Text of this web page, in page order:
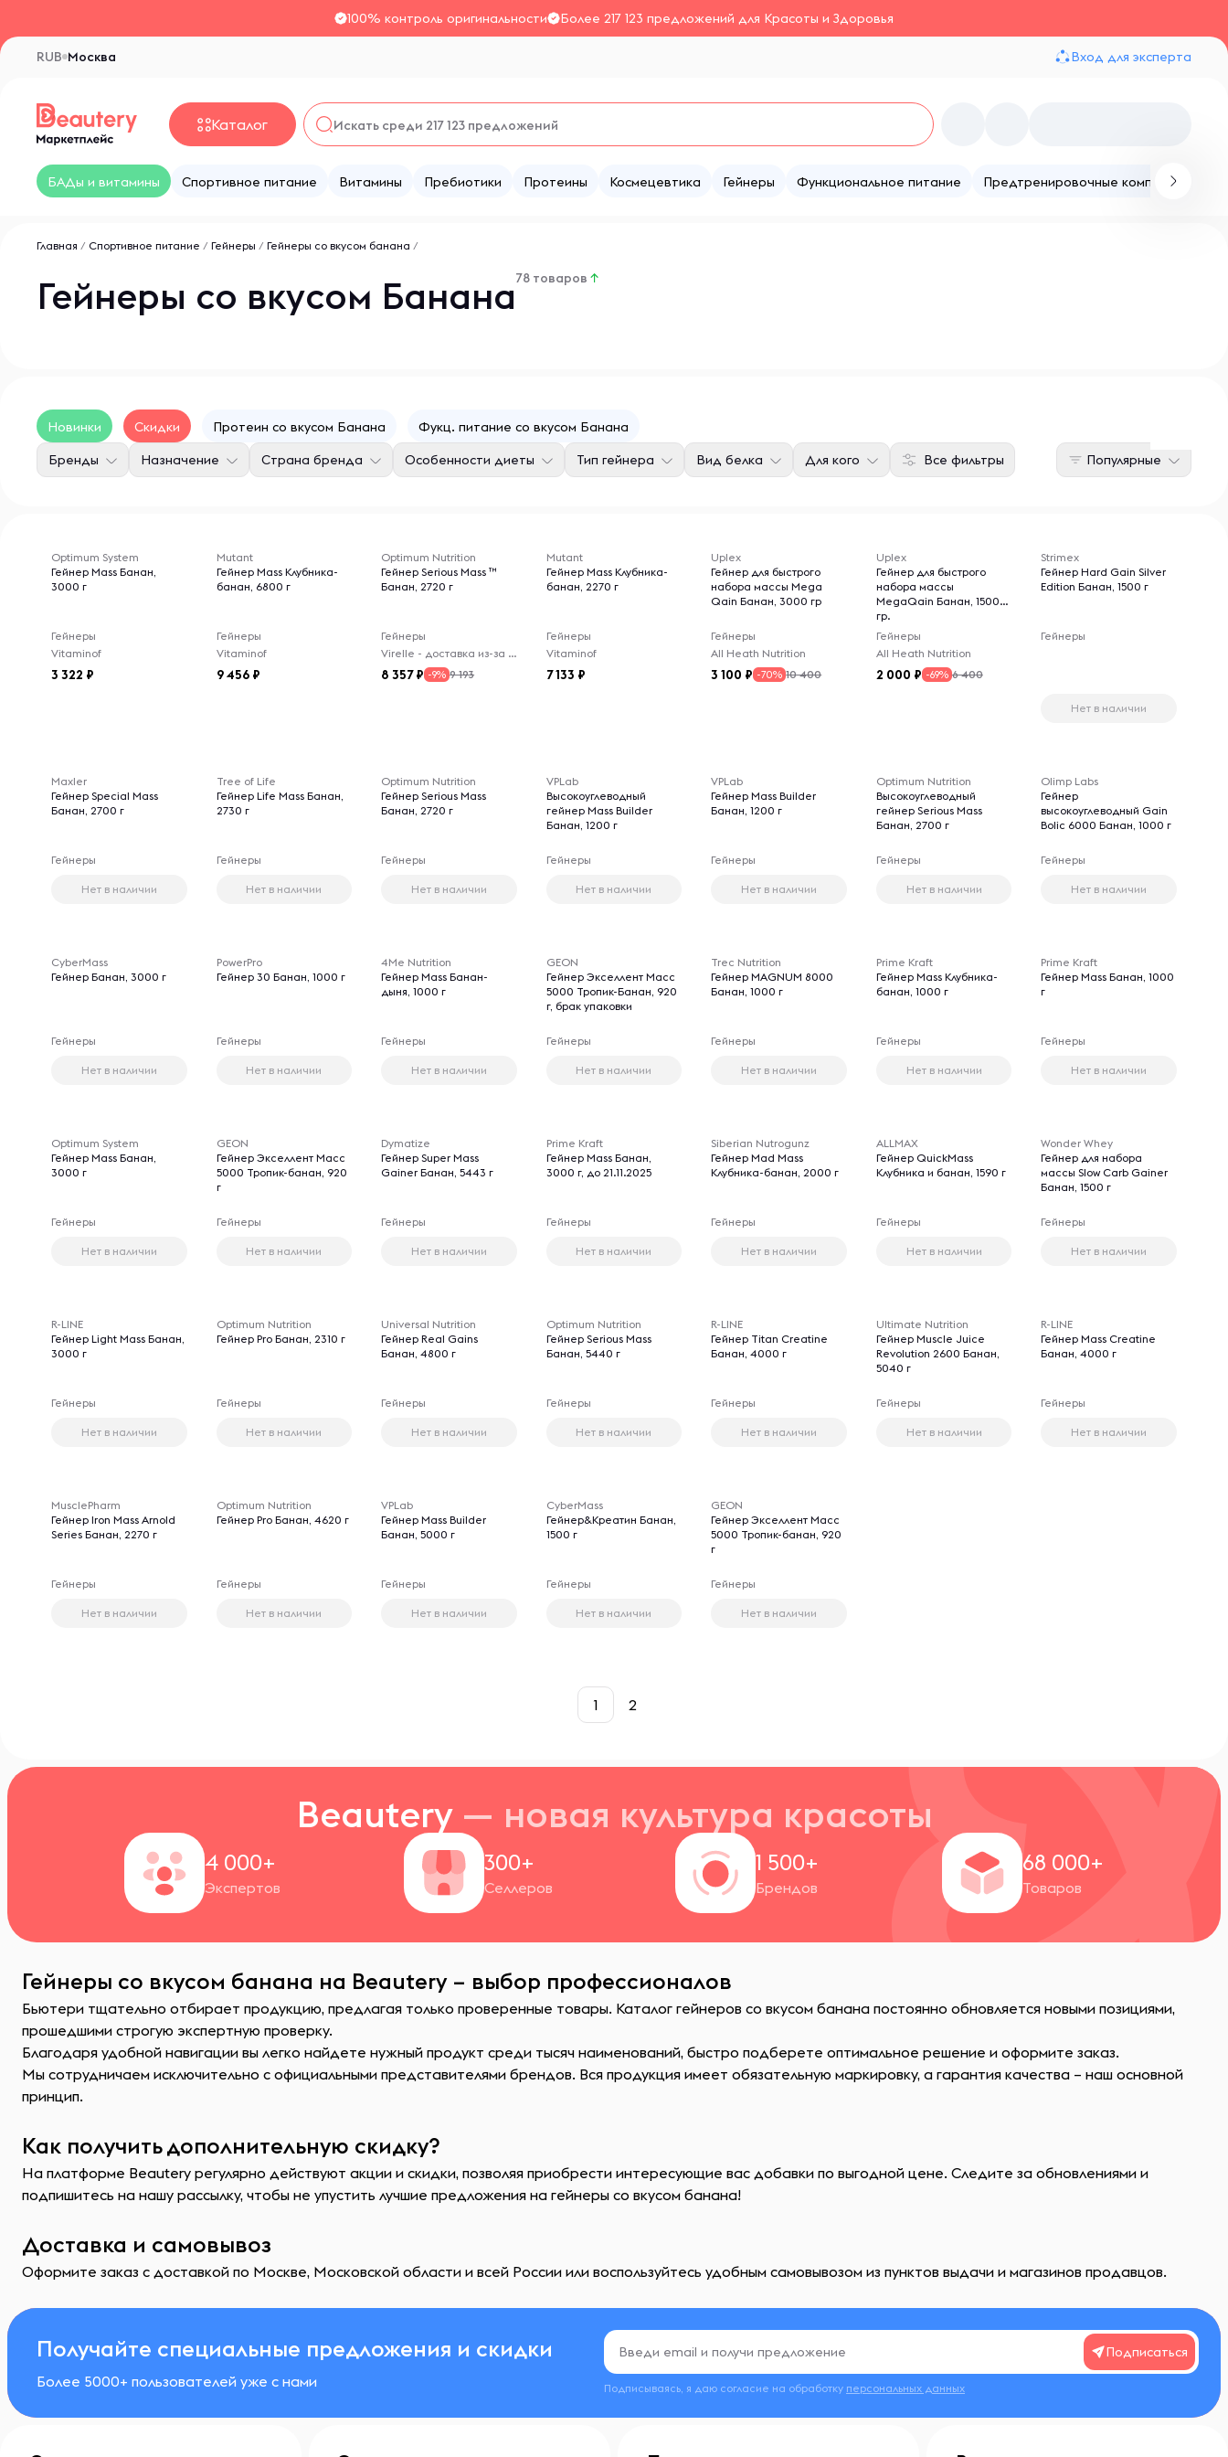
100% контроль оригинальности Более 217 123 предложений для Красоты и Здоровья
Москва
RUB Вход для эксперта
Каталог
БАДы и витамины Спортивное питание Витамины Пребиотики Протеины Космецевтика Гейнеры Функциональное питание Предтренировочные комплексы
Главная / Спортивное питание / Гейнеры / Гейнеры со вкусом банана /
Гейнеры со вкусом Банана78 товаров ↑
Новинки Скидки Протеин со вкусом Банана
Фукц. питание со вкусом Банана
Все фильтры
Бренды Назначение Страна бренда Особенности диеты Тип гейнера Вид белка Для кого Популярные
Optimum System
Гейнер Mass Банан,
3000 г
Гейнеры
Vitaminof
3 322
Mutant
Гейнер Mass Клубника-
банан, 6800 г
Гейнеры
Vitaminof
9 456
Optimum Nutrition
Гейнер Serious Mass ™
Банан, 2720 г
Гейнеры
Virelle - доставка из-за рубежа
8 357 -9% 9 193
Mutant
Гейнер Mass Клубника-
банан, 2270 г
Гейнеры
Vitaminof
7 133
Uplex
Гейнер для быстрого
набора массы Mega
Qain Банан, 3000 гр
Гейнеры
All Heath Nutrition
3 100 -70% 10 400
Uplex
Гейнер для быстрого
набора массы
MegaQain Банан, 1500
гр.
Гейнеры
All Heath Nutrition
2 000 -69% 6 400
Strimex
Гейнер Hard Gain Silver
Edition Банан, 1500 г
Гейнеры
Нет в наличии
Maxler
Гейнер Special Mass
Банан, 2700 г
Гейнеры
Нет в наличии
Tree of Life
Гейнер Life Mass Банан,
2730 г
Гейнеры
Нет в наличии
Optimum Nutrition
Гейнер Serious Mass
Банан, 2720 г
Гейнеры
Нет в наличии
VPLab
Высокоуглеводный
гейнер Mass Builder
Банан, 1200 г
Гейнеры
Нет в наличии
VPLab
Гейнер Mass Builder
Банан, 1200 г
Гейнеры
Нет в наличии
Optimum Nutrition
Высокоуглеводный
гейнер Serious Mass
Банан, 2700 г
Гейнеры
Нет в наличии
Olimp Labs
Гейнер
высокоуглеводный Gain
Bolic 6000 Банан, 1000 г
Гейнеры
Нет в наличии
CyberMass
Гейнер Банан, 3000 г
Гейнеры
Нет в наличии
PowerPro
Гейнер 30 Банан, 1000 г
Гейнеры
Нет в наличии
4Me Nutrition
Гейнер Mass Банан-
дыня, 1000 г
Гейнеры
Нет в наличии
GEON
Гейнер Экселлент Масс
5000 Тропик-Банан, 920
г, брак упаковки
Гейнеры
Нет в наличии
Trec Nutrition
Гейнер MAGNUM 8000
Банан, 1000 г
Гейнеры
Нет в наличии
Prime Kraft
Гейнер Mass Клубника-
банан, 1000 г
Гейнеры
Нет в наличии
Prime Kraft
Гейнер Mass Банан, 1000
г
Гейнеры
Нет в наличии
Optimum System
Гейнер Mass Банан,
3000 г
Гейнеры
Нет в наличии
GEON
Гейнер Экселлент Масс
5000 Тропик-банан, 920
г
Гейнеры
Нет в наличии
Dymatize
Гейнер Super Mass
Gainer Банан, 5443 г
Гейнеры
Нет в наличии
Prime Kraft
Гейнер Mass Банан,
3000 г, до 21.11.2025
Гейнеры
Нет в наличии
Siberian Nutrogunz
Гейнер Mad Mass
Клубника-банан, 2000 г
Гейнеры
Нет в наличии
ALLMAX
Гейнер QuickMass
Клубника и банан, 1590 г
Гейнеры
Нет в наличии
Wonder Whey
Гейнер для набора
массы Slow Carb Gainer
Банан, 1500 г
Гейнеры
Нет в наличии
R-LINE
Гейнер Light Mass Банан,
3000 г
Гейнеры
Нет в наличии
Optimum Nutrition
Гейнер Pro Банан, 2310 г
Гейнеры
Нет в наличии
Universal Nutrition
Гейнер Real Gains
Банан, 4800 г
Гейнеры
Нет в наличии
Optimum Nutrition
Гейнер Serious Mass
Банан, 5440 г
Гейнеры
Нет в наличии
R-LINE
Гейнер Titan Creatine
Банан, 4000 г
Гейнеры
Нет в наличии
Ultimate Nutrition
Гейнер Muscle Juice
Revolution 2600 Банан,
5040 г
Гейнеры
Нет в наличии
R-LINE
Гейнер Mass Creatine
Банан, 4000 г
Гейнеры
Нет в наличии
MusclePharm
Гейнер Iron Mass Arnold
Series Банан, 2270 г
Гейнеры
Нет в наличии
Optimum Nutrition
Гейнер Pro Банан, 4620 г
Гейнеры
Нет в наличии
VPLab
Гейнер Mass Builder
Банан, 5000 г
Гейнеры
Нет в наличии
CyberMass
Гейнер&Креатин Банан,
1500 г
Гейнеры
Нет в наличии
GEON
Гейнер Экселлент Масс
5000 Тропик-банан, 920
г
Гейнеры
Нет в наличии
1 2
Beautery — новая культура красоты
4 000+
Экспертов
300+
Селлеров
1 500+
Брендов
68 000+
Товаров
Гейнеры со вкусом банана на Beautery – выбор профессионалов
Бьютери тщательно отбирает продукцию, предлагая только проверенные товары. Каталог гейнеров со вкусом банана постоянно обновляется новыми позициями,
прошедшими строгую экспертную проверку.
Благодаря удобной навигации вы легко найдете нужный продукт среди тысяч наименований, быстро подберете оптимальное решение и оформите заказ.
Мы сотрудничаем исключительно с официальными представителями брендов. Вся продукция имеет обязательную маркировку, а гарантия качества – наш основной
принцип.
Как получить дополнительную скидку?
На платформе Beautery регулярно действуют акции и скидки, позволяя приобрести интересующие вас добавки по выгодной цене. Следите за обновлениями и
подпишитесь на нашу рассылку, чтобы не упустить лучшие предложения на гейнеры со вкусом банана!
Доставка и самовывоз
Оформите заказ с доставкой по Москве, Московской области и всей России или воспользуйтесь удобным самовывозом из пунктов выдачи и магазинов продавцов.
Получайте специальные предложения и скидки
Более 5000+ пользователей уже с нами
Подписаться
Подписываясь, я даю согласие на обработку персональных данных